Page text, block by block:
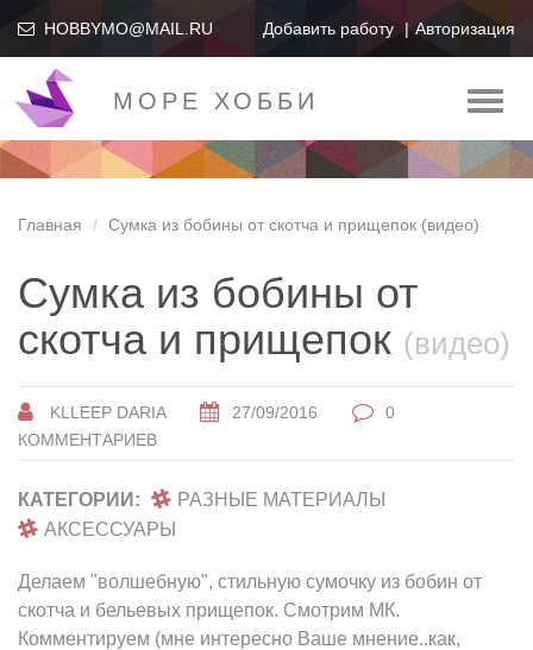
HOBBYMO@MAIL.RU Добавить работу Авторизация
МОРЕ ХОББИ
Главная Сумка из бобины от скотча и прищепок (видео)
Сумка из бобины от
скотча и прищепок (видео)
KLLEEP DARIA 27/09/2016
0
КОММЕНТАРИЕВ
КАТЕГОРИИ:
РАЗНЫЕ МАТЕРИАЛЫ
АКСЕССУАРЫ
Делаем "волшебную", стильную сумочку из бобин от
скотча и бельевых прищепок. Смотрим МК.
Комментируем (мне интересно Ваше мнение..как,